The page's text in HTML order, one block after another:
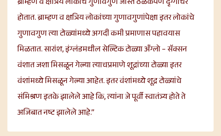
ब्राम्हण व क्षत्रिय लोकांचे गुणावगुण जास्त ठळकपणे दृग्गोचर
होतात. ब्राम्हण व क्षत्रिय लोकांच्या गुणावगुणांपेक्षा इतर लोकांचे
गुणावगुण त्या टोळ्यांमध्ये अगदी कमी प्रमाणास पहावयास
मिळतात. सारांश, इंग्लंडमधील सेल्टिक टोळ्या अँग्लो – सॅक्सन
वंशात जशा मिसळून गेल्या त्याचप्रमाणे शूद्रांच्या टोळ्या इतर
वंशांमध्ये मिसळून गेल्या आहेत. इतर वंशांमध्ये शूद्र टोळ्यांचे
संमिश्रण इतके झालेले आहे कि, त्यांना जे पूर्वी स्वातंत्र्य होते ते
अजिबात नष्ट झालेले आहे.”